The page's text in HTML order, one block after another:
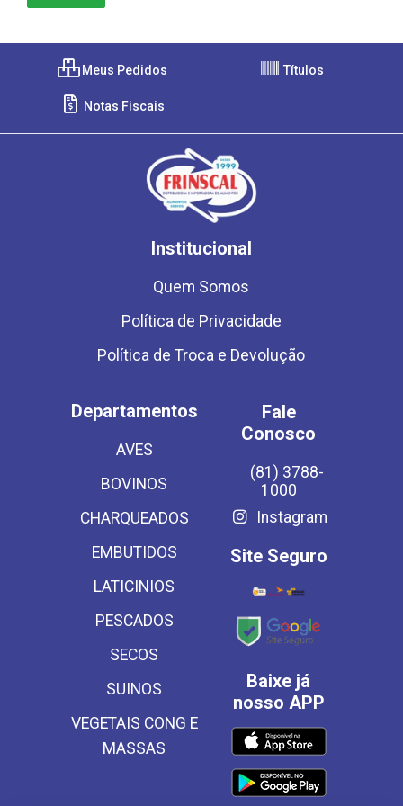
Meus Pedidos Títulos
Notas Fiscais
Institucional
Quem Somos
Política de Privacidade
Política de Troca e Devolução
Departamentos
AVES
BOVINOS
CHARQUEADOS
EMBUTIDOS
LATICINIOS
PESCADOS
SECOS
SUINOS
VEGETAIS CONG E
MASSAS
Fale
Conosco
(81) 3788-
1000
Instagram
Site Seguro
Baixe já
nosso APP